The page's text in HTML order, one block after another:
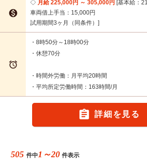

月給 225,000円 ～ 305,000円 基本給：
車両借上手当：15,000円
試用期間3ヶ月（同条件）

・8時50分～18時00分
・休憩70分
・時間外労働：月平均20時間
・平均所定労働時間：163時間/月
 詳細を見る
505 件中 1～20 件表示